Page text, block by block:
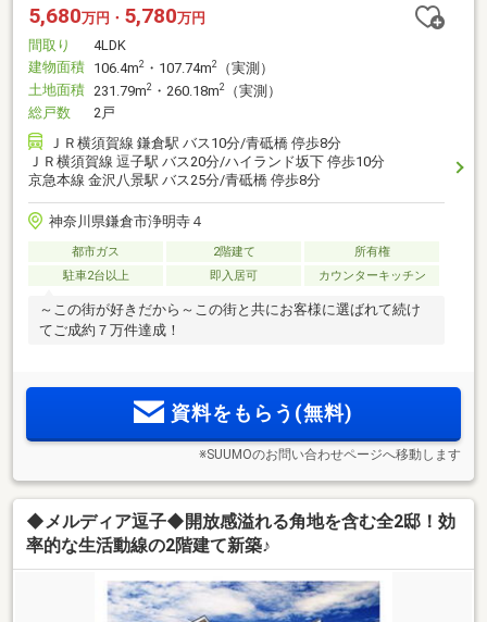
5,680万円・ 5,780万円
間取り
4LDK
建物面積 106.4m2 ・107.74m2
（実測）
土地面積 231.79m2 ・260.18m2
（実測）
総戸数
2戸
ＪＲ横須賀線 鎌倉駅 バス10分/青砥橋 停歩8分
ＪＲ横須賀線 逗子駅 バス20分/ハイランド坂下 停歩10分
京急本線 金沢八景駅 バス25分/青砥橋 停歩8分
神奈川県鎌倉市浄明寺４
都市ガス 2階建て
所有権
駐車2台以上
即入居可 カウンターキッチン
～この街が好きだから～この街と共にお客様に選ばれて続け
てご成約７万件達成！
資料をもらう(無料)
※SUUMOのお問い合わせページへ移動します
◆メルディア逗子◆開放感溢れる角地を含む全2邸！効
率的な生活動線の2階建て新築♪